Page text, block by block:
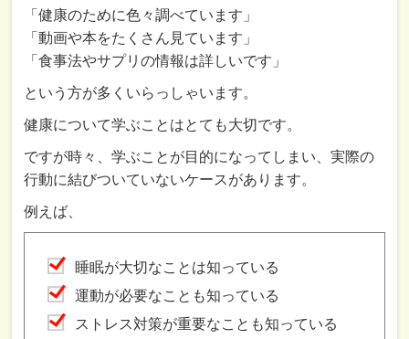
「健康のために色々調べています」
「動画や本をたくさん見ています」
「食事法やサプリの情報は詳しいです」
という方が多くいらっしゃいます。
健康について学ぶことはとても大切です。
ですが時々、学ぶことが目的になってしまい、実際の
行動に結びついていないケースがあります。
例えば、
睡眠が大切なことは知っている
運動が必要なことも知っている
ストレス対策が重要なことも知っている